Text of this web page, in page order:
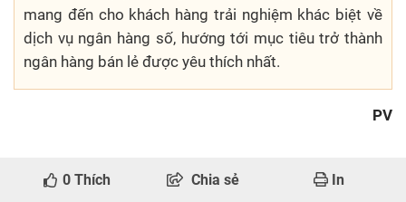
mang đến cho khách hàng trải nghiệm khác biệt về
dịch vụ ngân hàng số, hướng tới mục tiêu trở thành
ngân hàng bán lẻ được yêu thích nhất.
PV
0 Thích Chia sẻ In